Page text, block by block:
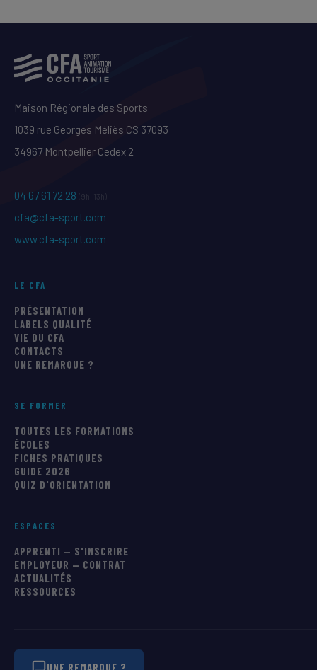
Maison Régionale des Sports
1039 rue Georges Méliès CS 37093
34967 Montpellier Cedex 2
04 67 61 72 28 (9h–13h)
cfa@cfa-sport.com
www.cfa-sport.com
LE CFA
PRÉSENTATION
LABELS QUALITÉ
VIE DU CFA
CONTACTS
UNE REMARQUE ?
SE FORMER
TOUTES LES FORMATIONS
ÉCOLES
FICHES PRATIQUES
GUIDE 2026
QUIZ D'ORIENTATION
ESPACES
APPRENTI — S'INSCRIRE
EMPLOYEUR — CONTRAT
ACTUALITÉS
RESSOURCES
UNE REMARQUE ?